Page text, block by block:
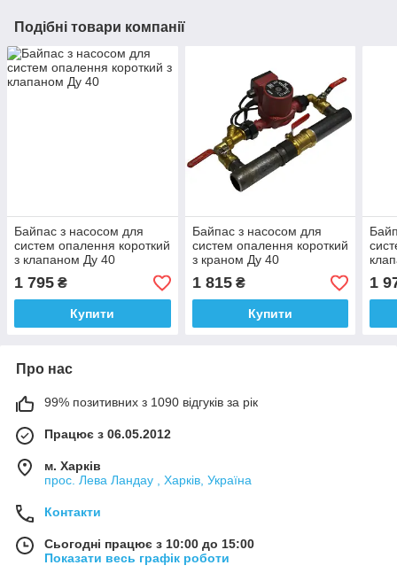
Подібні товари компанії
Байпас з насосом для
систем опалення короткий
з клапаном Ду 40
1 795 ₴
Купити
Байпас з насосом для
систем опалення короткий
з краном Ду 40
1 815₴
Купити
1
Про нас
99% позитивних з 1090 відгуків за рік
Працює з 06.05.2012
м. Харків
прос. Лева Ландау , Харків, Україна
Контакти
Сьогодні працює з 10:00 до 15:00
Показати весь графік роботи